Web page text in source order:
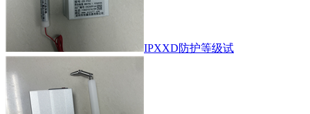
IPXXD防护等级试